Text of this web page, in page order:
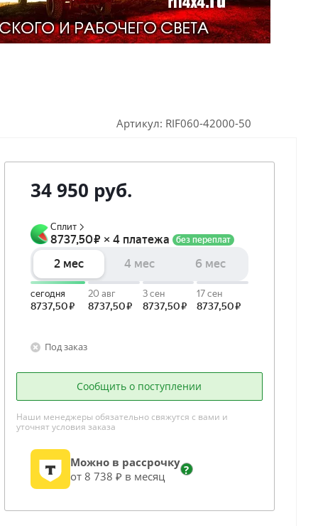
Артикул: RIF060-42000-50
34 950 руб.
Под заказ
Сообщить о поступлении
Наши менеджеры обязательно свяжутся с вами и
уточнят условия заказа
Можно в рассрочку
от 8 738 ₽ в месяц
?